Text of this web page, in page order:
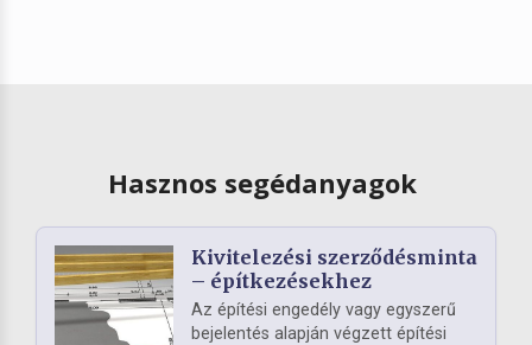
Hasznos segédanyagok
Kivitelezési szerződésminta
– építkezésekhez
Az építési engedély vagy egyszerű
bejelentés alapján végzett építési